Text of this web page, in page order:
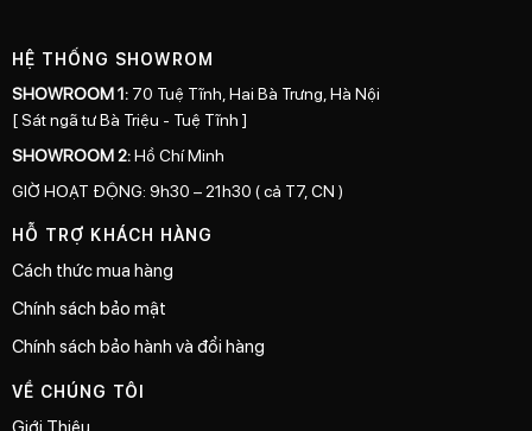
HỆ THỐNG SHOWROM
SHOWROOM 1: 70 Tuệ Tĩnh, Hai Bà Trưng, Hà Nội
[ Sát ngã tư Bà Triệu - Tuệ Tĩnh ]
SHOWROOM 2:Hồ Chí Minh
GIỜ HOẠT ĐỘNG: 9h30 – 21h30 ( cả T7, CN )
HỖ TRỢ KHÁCH HÀNG
Cách thức mua hàng
Chính sách bảo mật
Chính sách bảo hành và đổi hàng
VỀ CHÚNG TÔI